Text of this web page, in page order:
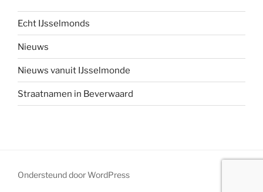
Echt IJsselmonds
Nieuws
Nieuws vanuit IJsselmonde
Straatnamen in Beverwaard
Ondersteund door WordPress